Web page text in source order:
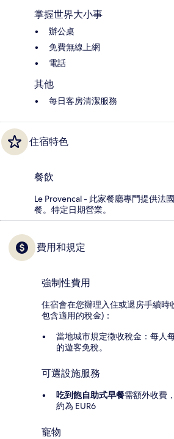
掌握世界大小事
辦公桌
免費無線上網
電話
其他
每日客房清潔服務
住宿特色
餐飲
Le Provencal - 此家餐廳專門提供法
餐。特定日期營業。
費用和規定
強制性費用
住宿會在您辦理入住或退房手續時
包含適用的稅金)：
當地城市規定徵收稅金：每人
的遊客免稅。
可選設施服務
吃到飽自助式早餐需額外收費
約為 EUR6
寵物